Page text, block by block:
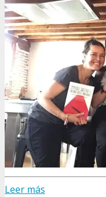
Leer más